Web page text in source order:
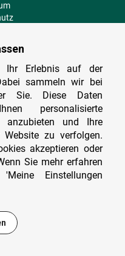
erreichbar
210
Ihr Erlebnis auf der
sammeln wir bei
Sie. Diese Daten
personalisierte
anzubieten und Ihre
zu verfolgen.
akzeptieren oder
Sie mehr erfahren
Einstellungen